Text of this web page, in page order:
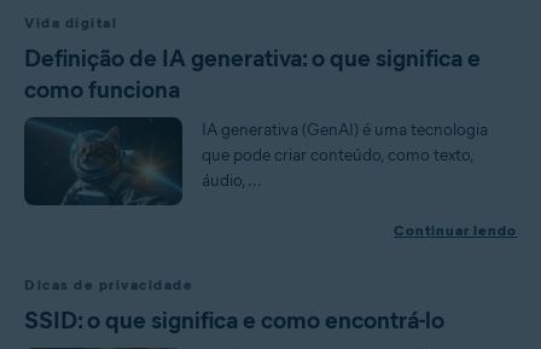
Vida digital
Definição de IA generativa: o que significa e
como funciona
IA generativa (GenAI) é uma tecnologia
que pode criar conteúdo, como texto,
áudio, ...
Continuar lendo
Dicas de privacidade
SSID: o que significa e como encontrá-lo